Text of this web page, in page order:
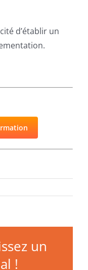
d’établir un
un
!